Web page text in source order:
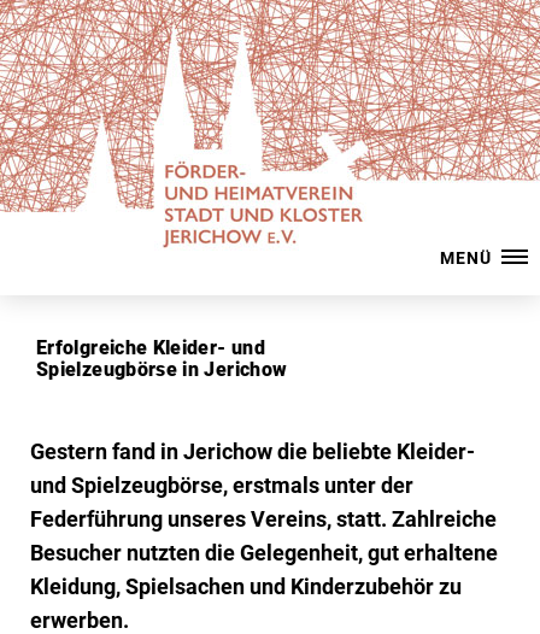
MENÜ
Erfolgreiche Kleider- und
Spielzeugbörse in Jerichow
Gestern fand in Jerichow die beliebte Kleider-
und Spielzeugbörse, erstmals unter der
Federführung unseres Vereins, statt. Zahlreiche
Besucher nutzten die Gelegenheit, gut erhaltene
Kleidung, Spielsachen und Kinderzubehör zu
erwerben.